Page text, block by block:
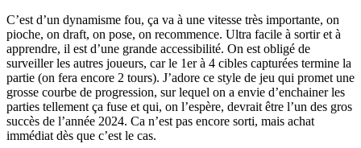
C’est d’un dynamisme fou, ça va à une vitesse très importante, on
pioche, on draft, on pose, on recommence. Ultra facile à sortir et à
apprendre, il est d’une grande accessibilité. On est obligé de
surveiller les autres joueurs, car le 1er à 4 cibles capturées termine la
partie (on fera encore 2 tours). J’adore ce style de jeu qui promet une
grosse courbe de progression, sur lequel on a envie d’enchainer les
parties tellement ça fuse et qui, on l’espère, devrait être l’un des gros
succès de l’année 2024. Ca n’est pas encore sorti, mais achat
immédiat dès que c’est le cas.